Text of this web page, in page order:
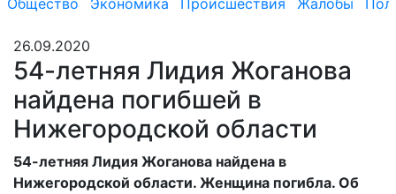
Общество Экономика Происшествия Жалобы
26.09.2020
54-летняя Лидия Жоганова
найдена погибшей в
Нижегородской области
54-летняя Лидия Жоганова найдена в
Нижегородской области. Женщина погибла. Об